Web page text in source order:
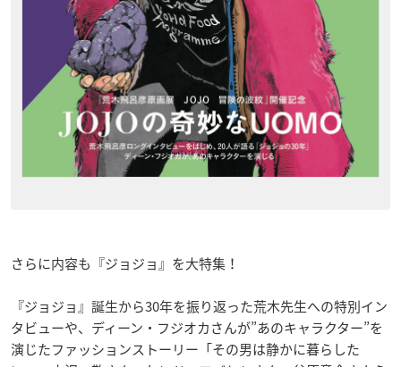
さらに内容も『ジョジョ』を大特集！
『ジョジョ』誕生から30年を振り返った荒木先生への特別イン
タビューや、ディーン・フジオカさんが”あのキャラクター”を
演じたファッションストーリー「その男は静かに暮らした